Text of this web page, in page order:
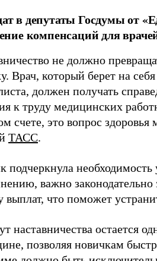
в депутаты Госдумы от
компенсаций для
не должно
Врач, который берет на
должен получать
к труду медицинских
счете, это вопрос
ТАСС.
подчеркнула
важно законодательно
выплат, что поможет
наставничества остается
позволяя новичкам